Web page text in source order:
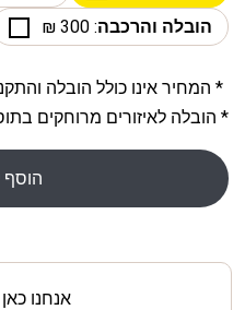
הובלה והרכבה: 300 ₪
* המחיר אינו כולל הובלה
* הובלה לאיזורים מרוחקים
הוסף
אנחנו